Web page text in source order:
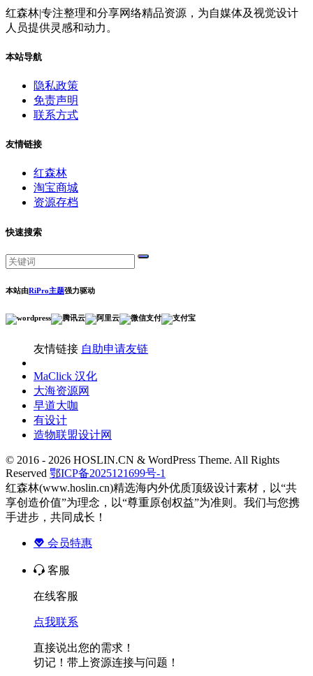
红森林|专注整理和分享网络精品资源，为自媒体及视觉设计
人员提供灵感和动力。
本站导航
隐私政策
免责声明
联系方式
友情链接
红森林
淘宝商城
资源存档
快速搜索
本站由RiPro主题强力驱动
友情链接 自助申请友链
MaClick 汉化
大海资源网
早道大咖
有设计
造物联盟设计网
© 2016 - 2026 HOSLIN.CN & WordPress Theme. All Rights
Reserved 鄂ICP备2025121699号-1
红森林(www.hoslin.cn)精选海内外优质顶级设计素材，以“共
享创造价值”为理念，以“尊重原创权益”为准则。我们与您携
手进步，共同成长！
会员特惠
客服
在线客服
点我联系
直接说出您的需求！
切记！带上资源连接与问题！